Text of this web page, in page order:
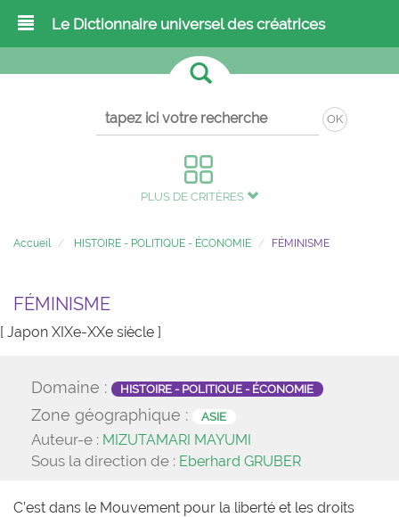
Le Dictionnaire universel des créatrices
OK
PLUS DE CRITÈRES
Accueil HISTOIRE - POLITIQUE - ÉCONOMIE FÉMINISME
FÉMINISME
[ Japon XIXe-XXe siècle ]
Domaine : HISTOIRE - POLITIQUE - ÉCONOMIE
Zone géographique : ASIE
Auteur-e : MIZUTAMARI MAYUMI
Sous la direction de : Eberhard GRUBER
C’est dans le Mouvement pour la liberté et les droits